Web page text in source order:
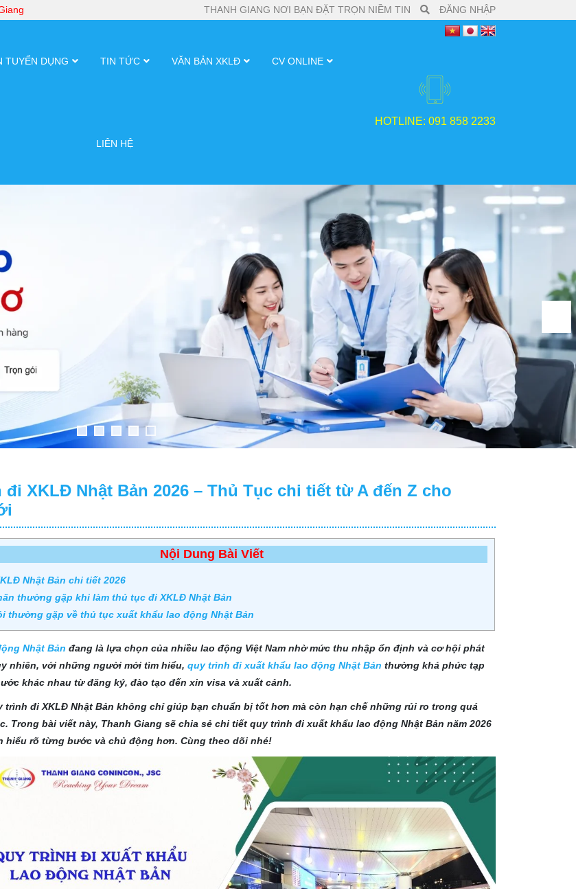
THANH GIANG NƠI BẠN ĐẶT TRỌN NIỀM TIN ĐĂNG NHẬP
TUYỂN DỤNG TIN TỨC VĂN BẢN XKLĐ CV ONLINE
LIÊN HỆ
HOTLINE: 091 858 2233
đi XKLĐ Nhật Bản 2026 – Thủ Tục chi tiết từ A đến Z cho
Nội Dung Bài Viết
Nhật Bản chi tiết 2026
thường gặp khi làm thủ tục đi XKLĐ Nhật Bản
thường gặp về thủ tục xuất khẩu lao động Nhật Bản
Nhật Bản đang là lựa chọn của nhiều lao động Việt Nam nhờ mức thu nhập ổn định và cơ hội phát
nhiên, với những người mới tìm hiểu,quy trình đi xuất khẩu lao động Nhật Bản thường khá phức tạp
khác nhau từ đăng ký, đào tạo đến xin visa và xuất cảnh.
trình đi XKLĐ Nhật Bản không chỉ giúp bạn chuẩn bị tốt hơn mà còn hạn chế những rủi ro trong quá
Trong bài viết này, Thanh Giang sẽ chia sẻ chi tiết quy trình đi xuất khẩu lao động Nhật Bản năm 2026
hiểu rõ từng bước và chủ động hơn. Cùng theo dõi nhé!